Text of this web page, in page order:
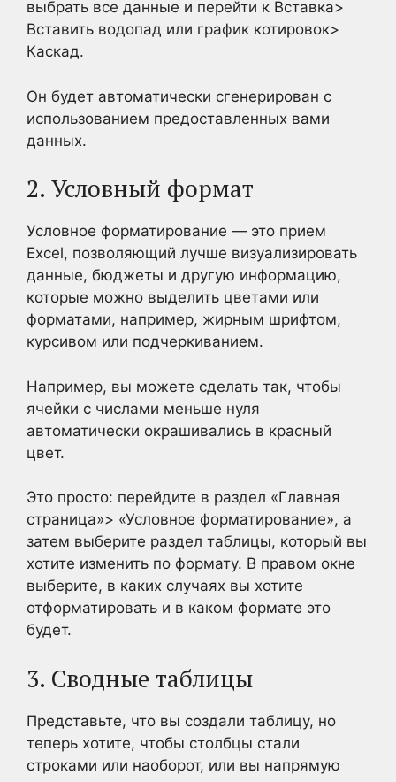
выбрать все данные и перейти к Вставка>
Вставить водопад или график котировок>
Каскад.
Он будет автоматически сгенерирован с
использованием предоставленных вами
данных.
2. Условный формат
Условное форматирование — это прием
Excel, позволяющий лучше визуализировать
данные, бюджеты и другую информацию,
которые можно выделить цветами или
форматами, например, жирным шрифтом,
курсивом или подчеркиванием.
Например, вы можете сделать так, чтобы
ячейки с числами меньше нуля
автоматически окрашивались в красный
цвет.
Это просто: перейдите в раздел «Главная
страница»> «Условное форматирование», а
затем выберите раздел таблицы, который вы
хотите изменить по формату. В правом окне
выберите, в каких случаях вы хотите
отформатировать и в каком формате это
будет.
3. Сводные таблицы
Представьте, что вы создали таблицу, но
теперь хотите, чтобы столбцы стали
строками или наоборот, или вы напрямую